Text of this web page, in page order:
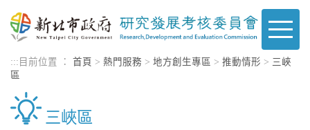
Toggle
::: 目前位置 ： 首頁 > 熱門服務 > 地方創生專區 > 推動情形 > 三峽
區
三峽區